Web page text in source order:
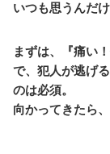
いつも思うんだ
まずは、『痛い
で、犯人が逃げ
のは必須。
向かってきたら